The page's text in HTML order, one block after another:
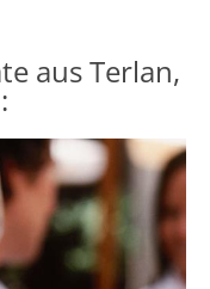
aus Terlan,